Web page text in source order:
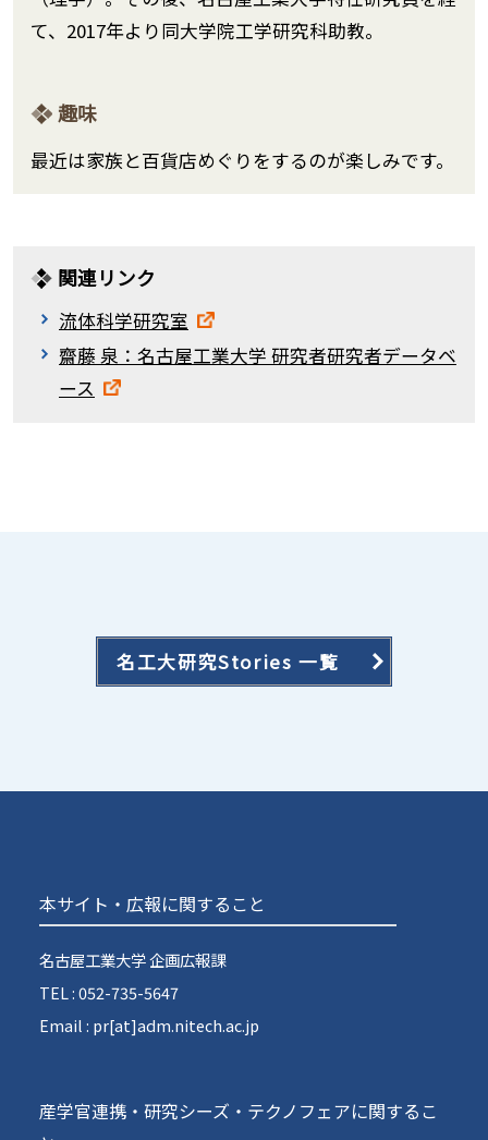
て、2017年より同大学院工学研究科助教。
趣味
最近は家族と百貨店めぐりをするのが楽しみです。
関連リンク
流体科学研究室
齋藤 泉：名古屋工業大学 研究者研究者データベ
ース
名工大研究Stories 一覧
本サイト・広報に関すること
名古屋工業大学 企画広報課
TEL : 052-735-5647
Email : pr[at]adm.nitech.ac.jp
産学官連携・研究シーズ・テクノフェアに関するこ